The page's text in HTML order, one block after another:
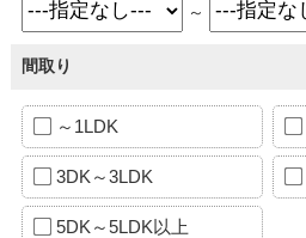
～
間取り
～1LDK
3DK～3LDK
5DK～5LDK以上